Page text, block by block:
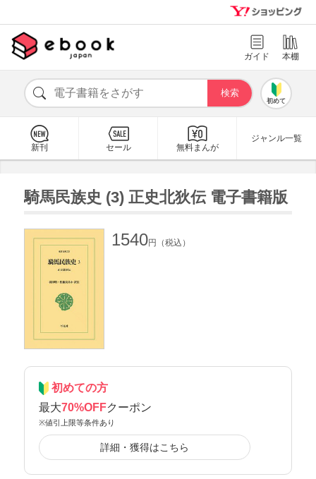
ガイド 本棚
初めて
新刊 セール 無料まんが
ジャンル一覧
騎馬民族史 (3) 正史北狄伝 電子書籍版
1540円（税込）
初めての方
最大70%OFFクーポン
※値引上限等条件あり
詳細・獲得はこちら